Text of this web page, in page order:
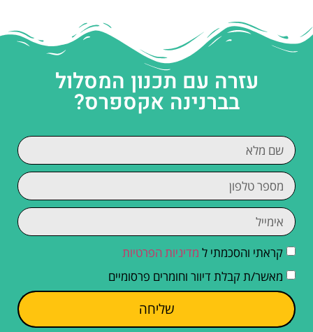
עזרה עם תכנון המסלול
בברנינה אקספרס?
קראתי והסכמתי ל מדיניות הפרטיות
מאשר/ת קבלת דיוור וחומרים פרסומיים
שליחה